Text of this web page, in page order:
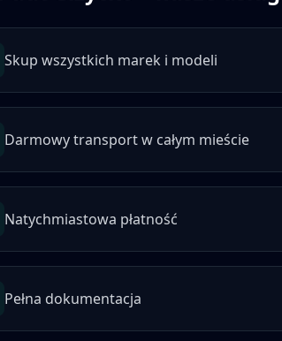
Skup wszystkich marek i modeli
Darmowy transport w całym mieście
Natychmiastowa płatność
Pełna dokumentacja